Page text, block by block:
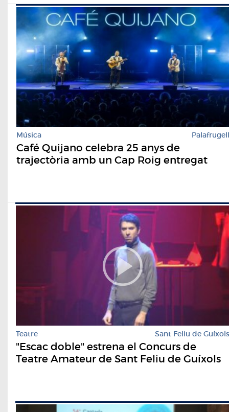
Música Palafrugell
Café Quijano celebra 25 anys de
trajectòria amb un Cap Roig entregat
Teatre Sant Feliu de Guíxols
"Escac doble" estrena el Concurs de
Teatre Amateur de Sant Feliu de Guíxols